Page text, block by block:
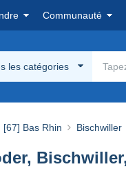
Communauté
les catégories
[67] Bas Rhin Bischwiller